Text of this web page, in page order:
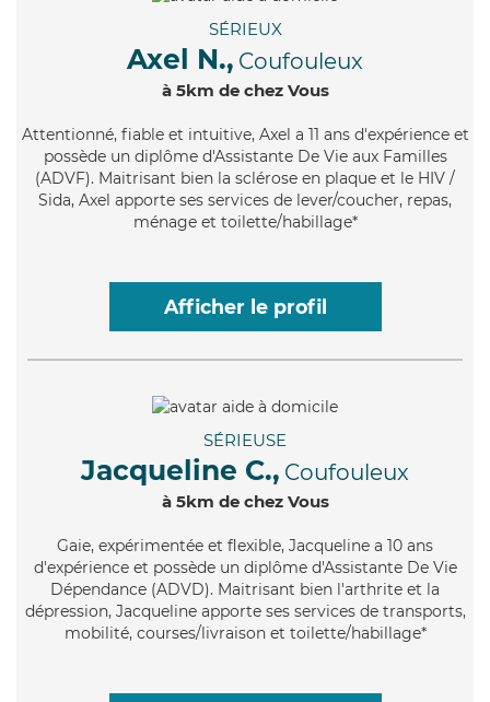
SÉRIEUX
Axel N., Coufouleux
à 5km de chez Vous
Attentionné, fiable et intuitive, Axel a 11 ans d'expérience et
possède un diplôme d'Assistante De Vie aux Familles
(ADVF). Maitrisant bien la sclérose en plaque et le HIV /
Sida, Axel apporte ses services de lever/coucher, repas,
ménage et toilette/habillage*
Afficher le profil
SÉRIEUSE
Jacqueline C., Coufouleux
à 5km de chez Vous
Gaie, expérimentée et flexible, Jacqueline a 10 ans
d'expérience et possède un diplôme d'Assistante De Vie
Dépendance (ADVD). Maitrisant bien l'arthrite et la
dépression, Jacqueline apporte ses services de transports,
mobilité, courses/livraison et toilette/habillage*